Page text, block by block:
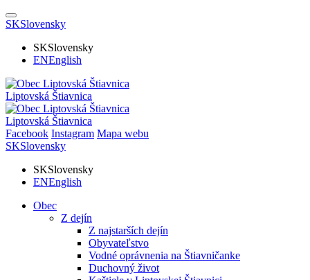
SKSlovensky
SKSlovensky
ENEnglish
Liptovská Štiavnica
Liptovská Štiavnica
Facebook Instagram Mapa webu
SKSlovensky
SKSlovensky
ENEnglish
Obec
Z dejín
Z najstarších dejín
Obyvateľstvo
Vodné oprávnenia na Štiavničanke
Duchovný život